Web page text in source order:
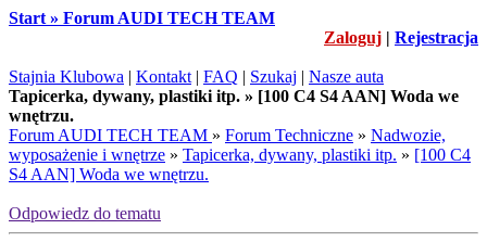
Start » Forum AUDI TECH TEAM
Zaloguj | Rejestracja
Stajnia Klubowa | Kontakt | FAQ | Szukaj | Nasze auta
Tapicerka, dywany, plastiki itp. » [100 C4 S4 AAN] Woda we
wnętrzu.
Forum AUDI TECH TEAM » Forum Techniczne » Nadwozie,
wyposażenie i wnętrze » Tapicerka, dywany, plastiki itp. » [100 C4
S4 AAN] Woda we wnętrzu.
Odpowiedz do tematu